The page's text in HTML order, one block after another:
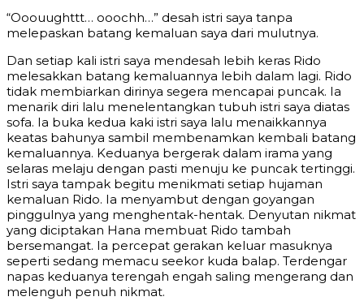
“Ooouughttt… ooochh…” desah istri saya tanpa
melepaskan batang kemaluan saya dari mulutnya.
Dan setiap kali istri saya mendesah lebih keras Rido
melesakkan batang kemaluannya lebih dalam lagi. Rido
tidak membiarkan dirinya segera mencapai puncak. Ia
menarik diri lalu menelentangkan tubuh istri saya diatas
sofa. Ia buka kedua kaki istri saya lalu menaikkannya
keatas bahunya sambil membenamkan kembali batang
kemaluannya. Keduanya bergerak dalam irama yang
selaras melaju dengan pasti menuju ke puncak tertinggi.
Istri saya tampak begitu menikmati setiap hujaman
kemaluan Rido. Ia menyambut dengan goyangan
pinggulnya yang menghentak-hentak. Denyutan nikmat
yang diciptakan Hana membuat Rido tambah
bersemangat. Ia percepat gerakan keluar masuknya
seperti sedang memacu seekor kuda balap. Terdengar
napas keduanya terengah engah saling mengerang dan
melenguh penuh nikmat.